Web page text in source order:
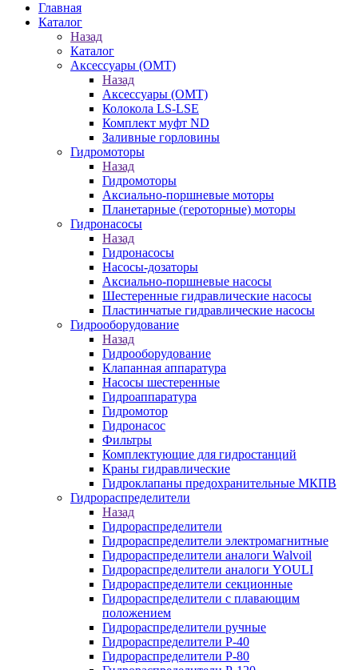
Главная
Каталог
Назад
Каталог
Аксессуары (OMT)
Назад
Аксессуары (OMT)
Колокола LS-LSE
Комплект муфт ND
Заливные горловины
Гидромоторы
Назад
Гидромоторы
Аксиально-поршневые моторы
Планетарные (героторные) моторы
Гидронасосы
Назад
Гидронасосы
Насосы-дозаторы
Аксиально-поршневые насосы
Шестеренные гидравлические насосы
Пластинчатые гидравлические насосы
Гидрооборудование
Назад
Гидрооборудование
Клапанная аппаратура
Насосы шестеренные
Гидроаппаратура
Гидромотор
Гидронасос
Фильтры
Комплектующие для гидростанций
Краны гидравлические
Гидроклапаны предохранительные МКПВ
Гидрораспределители
Назад
Гидрораспределители
Гидрораспределители электромагнитные
Гидрораспределители аналоги Walvoil
Гидрораспределители аналоги YOULI
Гидрораспределители секционные
Гидрораспределители с плавающим
положением
Гидрораспределители ручные
Гидрораспределители Р-40
Гидрораспределители Р-80